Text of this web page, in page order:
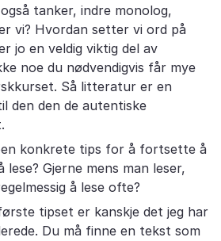
tanker, indre monolog,
vi? Hvordan setter vi ord på
jo en veldig viktig del av
noe du nødvendigvis får mye
Så litteratur er en
den den de autentiske
konkrete tips for å fortsette å
lese? Gjerne mens man leser,
å lese ofte?
tipset er kanskje det jeg har
Du må finne en tekst som